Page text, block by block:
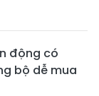
động có
bộ dễ mua